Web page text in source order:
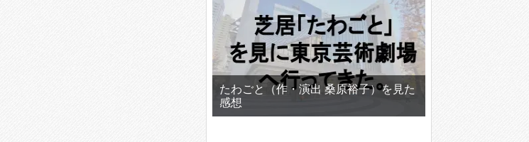
たわごと（作・演出 桑原裕子）を見た
感想